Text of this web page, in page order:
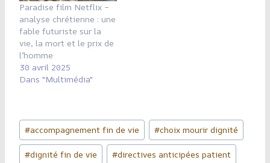
Paradise film Netflix –
analyse chrétienne : une
fable futuriste sur la
vie, la mort et le prix de
l’homme
30 avril 2025
Dans "Multimédia"
Étiquettes
de
la
#accompagnement fin de vie #choix mourir dignité
#dignité fin de vie #directives anticipées patient